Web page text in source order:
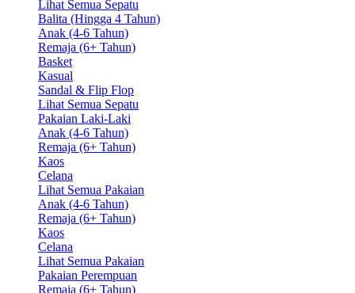
Lihat Semua Sepatu
Balita (Hingga 4 Tahun)
Anak (4-6 Tahun)
Remaja (6+ Tahun)
Basket
Kasual
Sandal & Flip Flop
Lihat Semua Sepatu
Pakaian Laki-Laki
Anak (4-6 Tahun)
Remaja (6+ Tahun)
Kaos
Celana
Lihat Semua Pakaian
Anak (4-6 Tahun)
Remaja (6+ Tahun)
Kaos
Celana
Lihat Semua Pakaian
Pakaian Perempuan
Remaja (6+ Tahun)